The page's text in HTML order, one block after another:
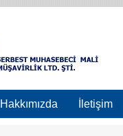
Hakkımızda İletişim